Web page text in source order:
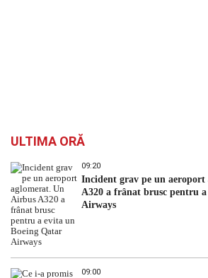
ULTIMA ORĂ
09:20
Incident grav pe un
A320 a frânat brusc pentru
Airways
09:00